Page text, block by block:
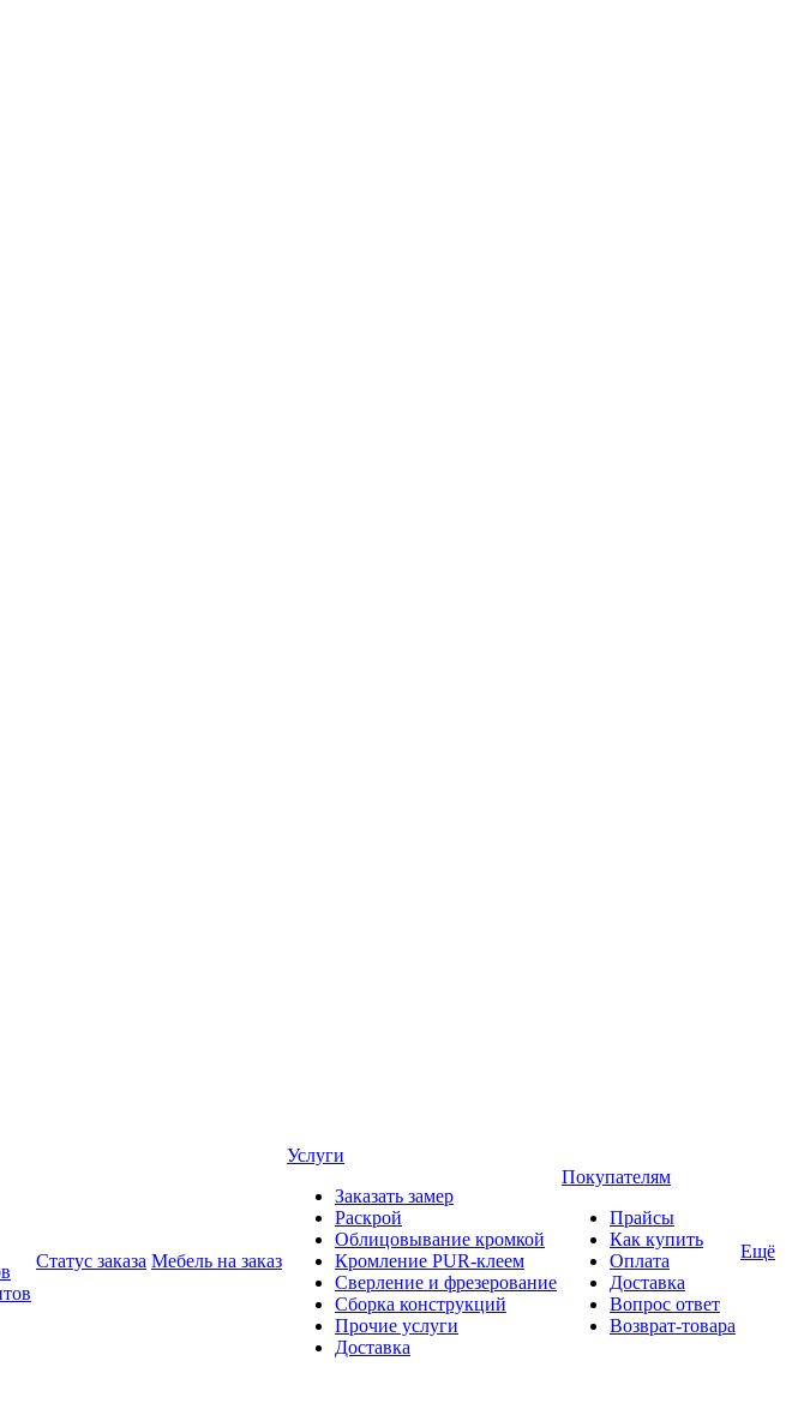
Статус заказа Мебель на заказ
Услуги
Заказать замер
Раскрой
Облицовывание кромкой
Кромление PUR-клеем
Сверление и фрезерование
Сборка конструкций
Прочие услуги
Доставка
Покупателям
Прайсы
Как купить
Оплата
Доставка
Вопрос ответ
Возврат-товара
Ещё